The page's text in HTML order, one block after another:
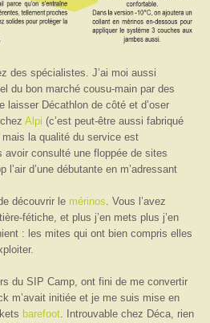
des spécialistes. J’ai moi aussi
du bon marché cousu-main par des
laisser Décathlon de côté et d’oser
Alpi (c’est peut-être aussi fabriqué
la qualité du service est
avoir consulté une floppée de sites
l’air d’une débutante en m’adressant
découvrir le mérinos. Vous l’avez
fétiche, et plus j’en mets plus j’en
: les mites qui ont bien compris elles
du SIP Camp, ont fini de me convertir
m’avait initiée et je me suis mise en
barefoot. Introuvable chez Déca, rien